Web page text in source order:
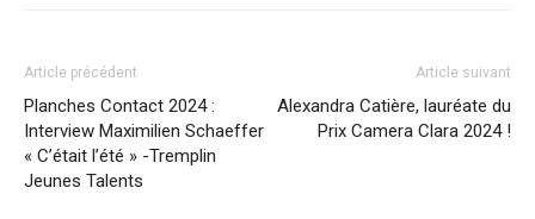
Article précédent
Planches Contact 2024 :
Interview Maximilien Schaeffer
« C’était l’été » -Tremplin
Jeunes Talents
Article suivant
Alexandra Catière, lauréate du
Prix Camera Clara 2024 !